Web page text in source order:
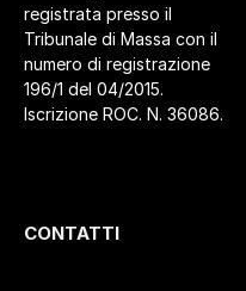
registrata presso il
Tribunale di Massa con il
numero di registrazione
196/1 del 04/2015.
Iscrizione ROC. N. 36086.
CONTATTI